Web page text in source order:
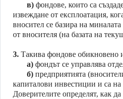
в) фондове, които са
извеждане от експлоатация,
вносител се базира на
от вносителя (на базата на
3. Такива фондове обикновено
а) фондът се управлява
б) предприятията
капиталови инвестиции и са на
Доверителите определят, как